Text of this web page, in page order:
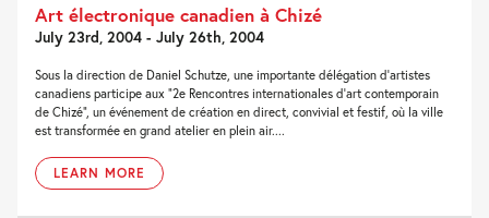
Art électronique canadien à Chizé
July 23rd, 2004 - July 26th, 2004
Sous la direction de Daniel Schutze, une importante délégation d’artistes
canadiens participe aux “2e Rencontres internationales d’art contemporain
de Chizé”, un événement de création en direct, convivial et festif, où la ville
est transformée en grand atelier en plein air....
LEARN MORE